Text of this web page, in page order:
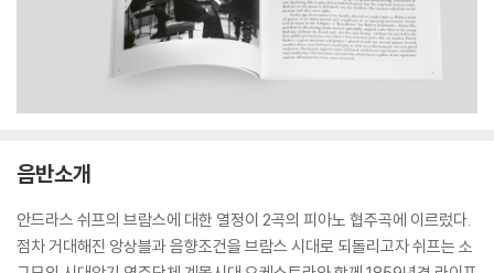
음반소개
안드라스 쉬프의 브람스에 대한 열정이 2곡의 피아노 협주곡에 이르렀다.
점차 거대해진 앙상블과 음향조건을 브람스 시대로 되돌리고자 쉬프는 소